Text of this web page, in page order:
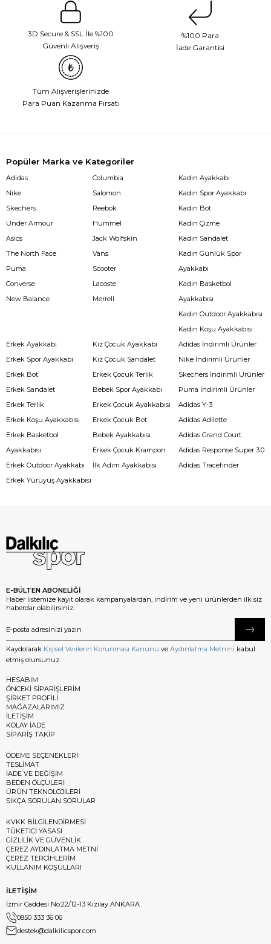
3D Secure & SSL İle %100
Güvenli Alışveriş
%100 Para
İade Garantisi
Tüm Alışverişlerinizde
Para Puan Kazanma Fırsatı
Popüler Marka ve Kategoriler
Adidas
Nike
Skechers
Under Armour
Asics
The North Face
Puma
Converse
New Balance
Columbia
Salomon
Reebok
Hummel
Jack Wolfskin
Vans
Scooter
Lacoste
Merrell
Kadın Ayakkabı
Kadın Spor Ayakkabı
Kadın Bot
Kadın Çizme
Kadın Sandalet
Kadın Günlük Spor
Ayakkabı
Kadın Basketbol
Ayakkabısı
Kadın Outdoor Ayakkabısı
Kadın Koşu Ayakkabısı
Erkek Ayakkabı
Erkek Spor Ayakkabı
Erkek Bot
Erkek Sandalet
Erkek Terlik
Erkek Koşu Ayakkabısı
Erkek Basketbol
Ayakkabısı
Erkek Outdoor Ayakkabı
Erkek Yürüyüş Ayakkabısı
Kız Çocuk Ayakkabı
Kız Çocuk Sandalet
Erkek Çocuk Terlik
Bebek Spor Ayakkabı
Erkek Çocuk Ayakkabısı
Erkek Çocuk Bot
Bebek Ayakkabısı
Erkek Çocuk Krampon
İlk Adım Ayakkabısı
Adidas İndirimli Ürünler
Nike İndirimli Ürünler
Skechers İndirimli Ürünler
Puma İndirimli Ürünler
Adidas Y-3
Adidas Adilette
Adidas Grand Court
Adidas Response Super 3.0
Adidas Tracefinder
E-BÜLTEN ABONELİĞİ
Haber listemize kayıt olarak kampanyalardan, indirim ve yeni ürünlerden ilk siz
haberdar olabilirsiniz.
Kaydolarak Kişisel Verilerin Korunması Kanunu ve Aydınlatma Metnini kabul
etmiş olursunuz.
HESABIM
ÖNCEKİ SİPARİŞLERİM
ŞİRKET PROFİLİ
MAĞAZALARIMIZ
İLETİŞİM
KOLAY İADE
SİPARİŞ TAKİP
ÖDEME SEÇENEKLERİ
TESLİMAT
İADE VE DEĞİŞİM
BEDEN ÖLÇÜLERİ
ÜRÜN TEKNOLOJİLERİ
SIKÇA SORULAN SORULAR
KVKK BİLGİLENDİRMESİ
TÜKETİCİ YASASI
GİZLİLİK VE GÜVENLİK
ÇEREZ AYDINLATMA METNİ
ÇEREZ TERCİHLERİM
KULLANIM KOŞULLARI
İLETİŞİM
İzmir Caddesi No:22/12-13 Kızılay ANKARA
0850 333 36 06
destek@dalkilicspor.com